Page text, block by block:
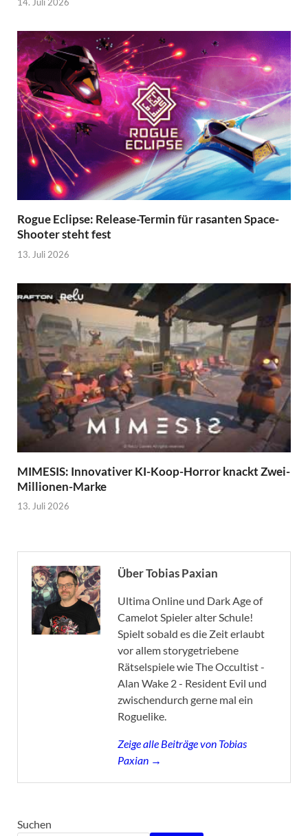
14. Juli 2026
Rogue Eclipse: Release-Termin für rasanten Space-
Shooter steht fest
13. Juli 2026
MIMESIS: Innovativer KI-Koop-Horror knackt Zwei-
Millionen-Marke
13. Juli 2026
Über Tobias Paxian
Ultima Online und Dark Age of
Camelot Spieler alter Schule!
Spielt sobald es die Zeit erlaubt
vor allem storygetriebene
Rätselspiele wie The Occultist -
Alan Wake 2 - Resident Evil und
zwischendurch gerne mal ein
Roguelike.
Zeige alle Beiträge von Tobias
Paxian →
Suchen